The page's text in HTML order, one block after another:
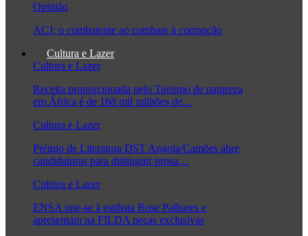
Opinião
ACJ: o combatente ao combate à corrupção
Cultura e Lazer
Cultura e Lazer
Receita proporcionada pelo Turismo de natureza
em África é de 168 mil milhões de…
Cultura e Lazer
Prémio de Literatura DST Angola/Camões abre
candidaturas para distinguir prosa…
Cultura e Lazer
ENSA une-se à estilista Rose Palhares e
apresentam na FILDA peças exclusivas